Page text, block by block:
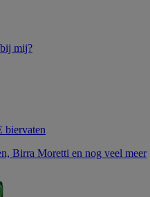
mij?
Birra Moretti en nog veel meer